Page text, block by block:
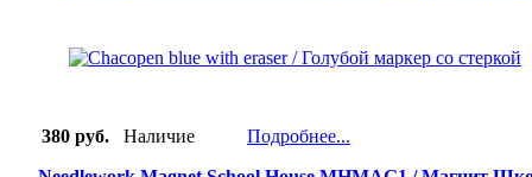
380 руб. Наличие
Подробнее...